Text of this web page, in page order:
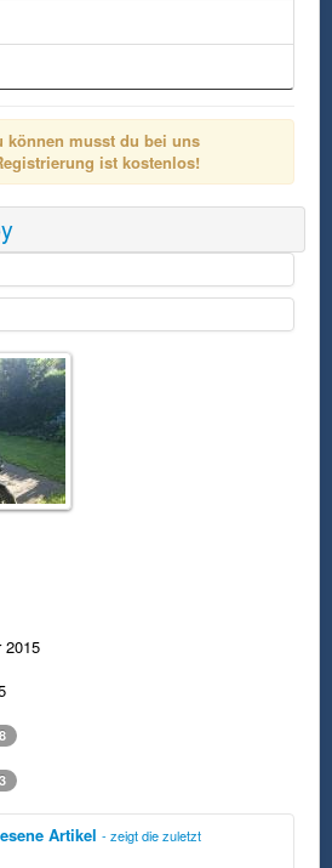
können musst du bei uns
ist kostenlos!
2015
8
3
Artikel - zeigt die zuletzt